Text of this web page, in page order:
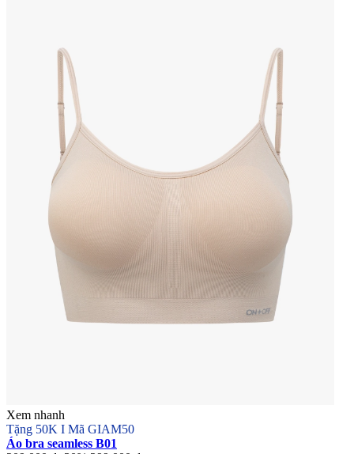
Xem nhanh
Tặng 50K I Mã GIAM50
Áo bra seamless B01